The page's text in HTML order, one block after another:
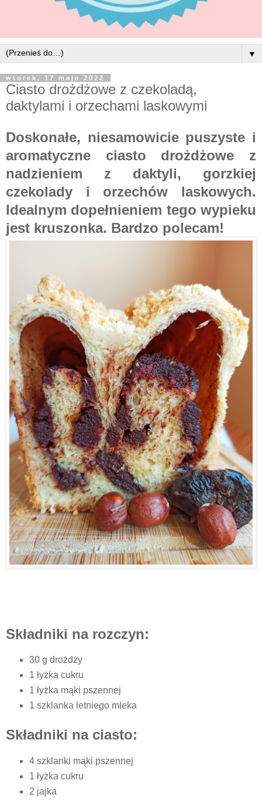
▼
wtorek, 17 maja 2022
Ciasto drożdżowe z czekoladą,
daktylami i orzechami laskowymi
Doskonałe, niesamowicie puszyste i
aromatyczne ciasto drożdżowe z
nadzieniem z daktyli, gorzkiej
czekolady i orzechów laskowych.
Idealnym dopełnieniem tego wypieku
jest kruszonka. Bardzo polecam!
Składniki na rozczyn:
30 g drożdży
1 łyżka cukru
1 łyżka mąki pszennej
1 szklanka letniego mleka
Składniki na ciasto:
4 szklanki mąki pszennej
1 łyżka cukru
2 jajka